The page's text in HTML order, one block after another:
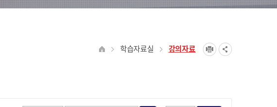
학습자료실 강의자료